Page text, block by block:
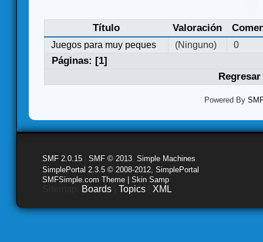
Título Valoración
Juegos para muy peques (Ninguno) 0
Páginas: [1]
Powered By
SMF 2.0.15 SMF © 2013 Simple Machines
SimplePortal 2.3.5 © 2008-2012, SimplePortal
SMFSimple.com Theme | Skin Samp
Boards Topics XML